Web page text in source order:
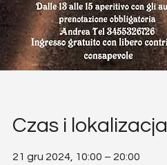
Czas i lokalizacja
21 gru 2024, 10:00 – 20:00